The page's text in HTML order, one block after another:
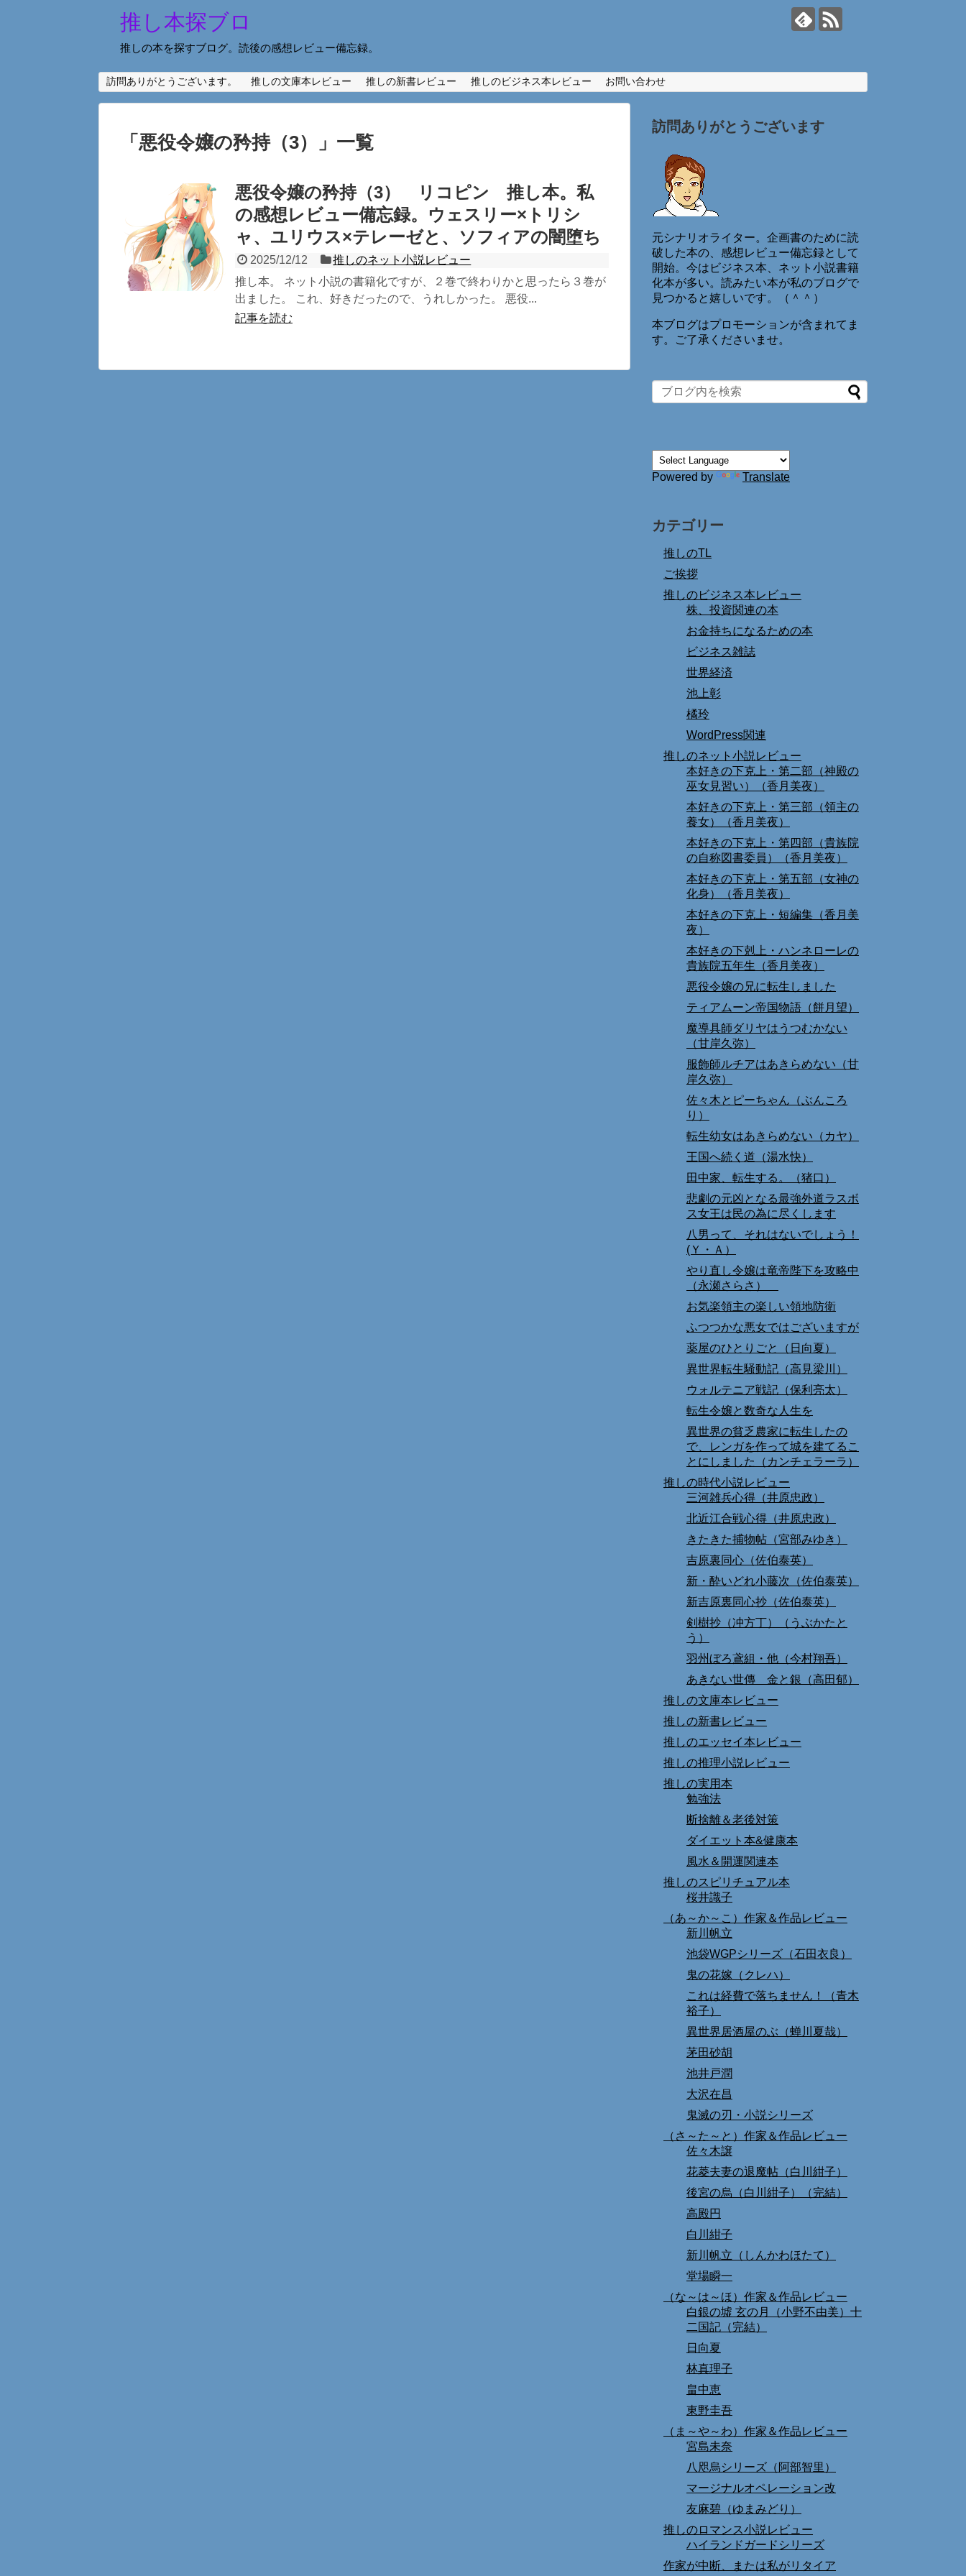
推し本探ブロ
推しの本を探すブログ。読後の感想レビュー備忘録。
訪問ありがとうございます。 推しの文庫本レビュー 推しの新書レビュー 推しのビジネス本レビュー お問い合わせ
「 悪役令嬢の矜持（3） 」 一覧
悪役令嬢の矜持（3） リコピン 推し本。私
の感想レビュー備忘録。ウェスリー×トリシ
ャ、ユリウス×テレーゼと、ソフィアの闇堕ち
2025/12/12
推しのネット小説レビュー
推し本。 ネット小説の書籍化ですが、２巻で終わりかと思ったら３巻が
出ました。 これ、好きだったので、うれしかった。 悪役...
記事を読む
訪問ありがとうございます
元シナリオライター。企画書のために読
破した本の、感想レビュー備忘録として
開始。今はビジネス本、ネット小説書籍
化本が多い。読みたい本が私のブログで
見つかると嬉しいです。（＾＾）
本ブログはプロモーションが含まれてま
す。ご了承くださいませ。
Powered by Translate
カテゴリー
推しのTL
ご挨拶
推しのビジネス本レビュー
株、投資関連の本
お金持ちになるための本
ビジネス雑誌
世界経済
池上彰
橘玲
WordPress関連
推しのネット小説レビュー
本好きの下克上・第二部（神殿の
巫女見習い）（香月美夜）
本好きの下克上・第三部（領主の
養女）（香月美夜）
本好きの下克上・第四部（貴族院
の自称図書委員）（香月美夜）
本好きの下克上・第五部（女神の
化身）（香月美夜）
本好きの下克上・短編集（香月美
夜）
本好きの下剋上・ハンネローレの
貴族院五年生（香月美夜）
悪役令嬢の兄に転生しました
ティアムーン帝国物語（餅月望）
魔導具師ダリヤはうつむかない
（甘岸久弥）
服飾師ルチアはあきらめない（甘
岸久弥）
佐々木とピーちゃん（ぶんころ
り）
転生幼女はあきらめない（カヤ）
王国へ続く道（湯水快）
田中家、転生する。（猪口）
悲劇の元凶となる最強外道ラスボ
ス女王は民の為に尽くします
八男って、それはないでしょう！
(Ｙ・Ａ）
やり直し令嬢は竜帝陛下を攻略中
（永瀬さらさ）
お気楽領主の楽しい領地防衛
ふつつかな悪女ではございますが
薬屋のひとりごと（日向夏）
異世界転生騒動記（高見梁川）
ウォルテニア戦記（保利亮太）
転生令嬢と数奇な人生を
異世界の貧乏農家に転生したの
で、レンガを作って城を建てるこ
とにしました（カンチェラーラ）
推しの時代小説レビュー
三河雑兵心得（井原忠政）
北近江合戦心得（井原忠政）
きたきた捕物帖（宮部みゆき）
吉原裏同心（佐伯泰英）
新・酔いどれ小藤次（佐伯泰英）
新吉原裏同心抄（佐伯泰英）
剣樹抄（冲方丁）（うぶかたと
う）
羽州ぼろ鳶組・他（今村翔吾）
あきない世傳 金と銀（高田郁）
推しの文庫本レビュー
推しの新書レビュー
推しのエッセイ本レビュー
推しの推理小説レビュー
推しの実用本
勉強法
断捨離＆老後対策
ダイエット本&健康本
風水＆開運関連本
推しのスピリチュアル本
桜井識子
（あ～か～こ）作家＆作品レビュー
新川帆立
池袋WGPシリーズ（石田衣良）
鬼の花嫁（クレハ）
これは経費で落ちません！（青木
裕子）
異世界居酒屋のぶ（蝉川夏哉）
茅田砂胡
池井戸潤
大沢在昌
鬼滅の刃・小説シリーズ
（さ～た～と）作家＆作品レビュー
佐々木譲
花菱夫妻の退魔帖（白川紺子）
後宮の烏（白川紺子）（完結）
高殿円
白川紺子
新川帆立（しんかわほたて）
堂場瞬一
（な～は～ほ）作家＆作品レビュー
白銀の墟 玄の月（小野不由美）十
二国記（完結）
日向夏
林真理子
畠中恵
東野圭吾
（ま～や～わ）作家＆作品レビュー
宮島未奈
八咫烏シリーズ（阿部智里）
マージナルオペレーション改
友麻碧（ゆまみどり）
推しのロマンス小説レビュー
ハイランドガードシリーズ
作家が中断、または私がリタイア